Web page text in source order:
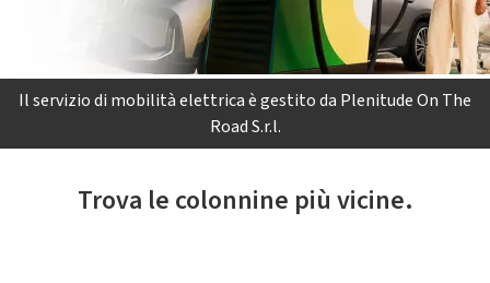
Il servizio di mobilità elettrica è gestito da Plenitude On The
Road S.r.l.
Trova le colonnine più vicine.